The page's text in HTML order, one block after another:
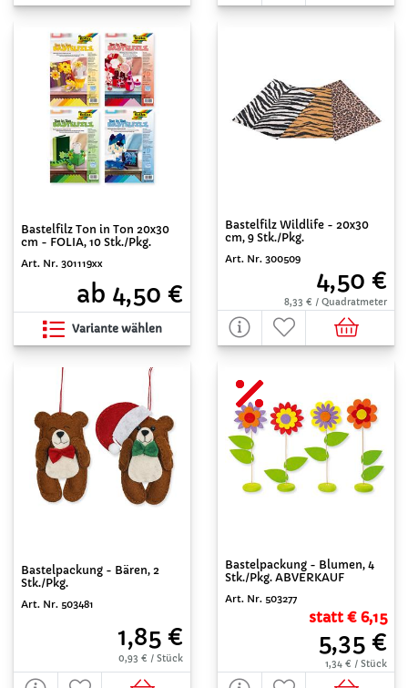
Bastelfilz Ton in Ton 20x30
cm - FOLIA, 10 Stk./Pkg.
Art. Nr. 301119xx
ab 4,50 €
Variante wählen
Bastelfilz Wildlife - 20x30
cm, 9 Stk./Pkg.
Art. Nr. 300509
4,50 €
8,33 € / Quadratmeter
Bastelpackung - Bären, 2
Stk./Pkg.
Art. Nr. 503481
1,85 €
0,93 € / Stück
Bastelpackung - Blumen, 4
Stk./Pkg. ABVERKAUF
Art. Nr. 503277
statt € 6,15
5,35 €
1,34 € / Stück